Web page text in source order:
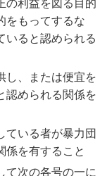
の利益を図る目的
をもってするな
いると認められる
し、または便宜を
認められる関係を
ている者が暴力団
係を有すること
て次の各号の一に